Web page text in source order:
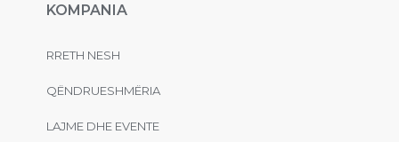
KOMPANIA
RRETH NESH
QËNDRUESHMËRIA
LAJME DHE EVENTE